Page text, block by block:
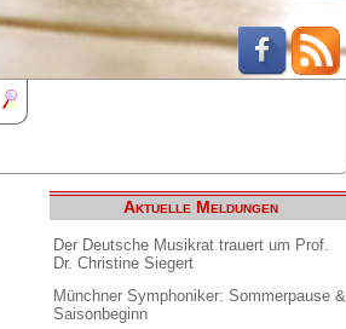
Aktuelle Meldungen
Der Deutsche Musikrat trauert um Prof.
Dr. Christine Siegert
Münchner Symphoniker: Sommerpause &
Saisonbeginn